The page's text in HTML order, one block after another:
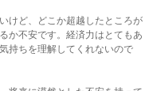
けど、どこか超越したところが
か不安です。経済力はとてもあ
持ちを理解してくれないので